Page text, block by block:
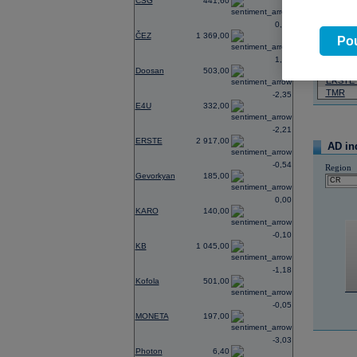
ČEZ 1 369,00
0,74
Doosan 503,00
1,21
E4U 332,00
-2,35
ERSTE 2 917,00
-2,21
Gevorkyan 185,00
-0,54
KARO 140,00
0,00
KB 1 045,00
-0,10
Kofola 501,00
-1,18
MONETA 197,00
-0,05
Photon 6,40
-3,03
Název
ČEZ
ERSTE
TMR
AD
Region